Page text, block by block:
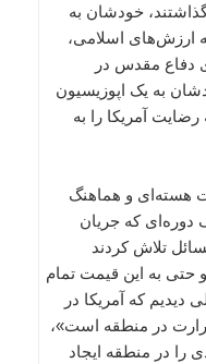
خودشان به
ارزش‌های اسلامی،
دفاع مقدس در
به یک اپوزیسیون
آمریکا را به
هسته‌ای و هماهنگ
دوره‌ای که جریان
تلاش کردند
حتی به این قیمت تمام
دیدیم که آمریکا در
در منطقه است»،
را در منطقه ایجاد